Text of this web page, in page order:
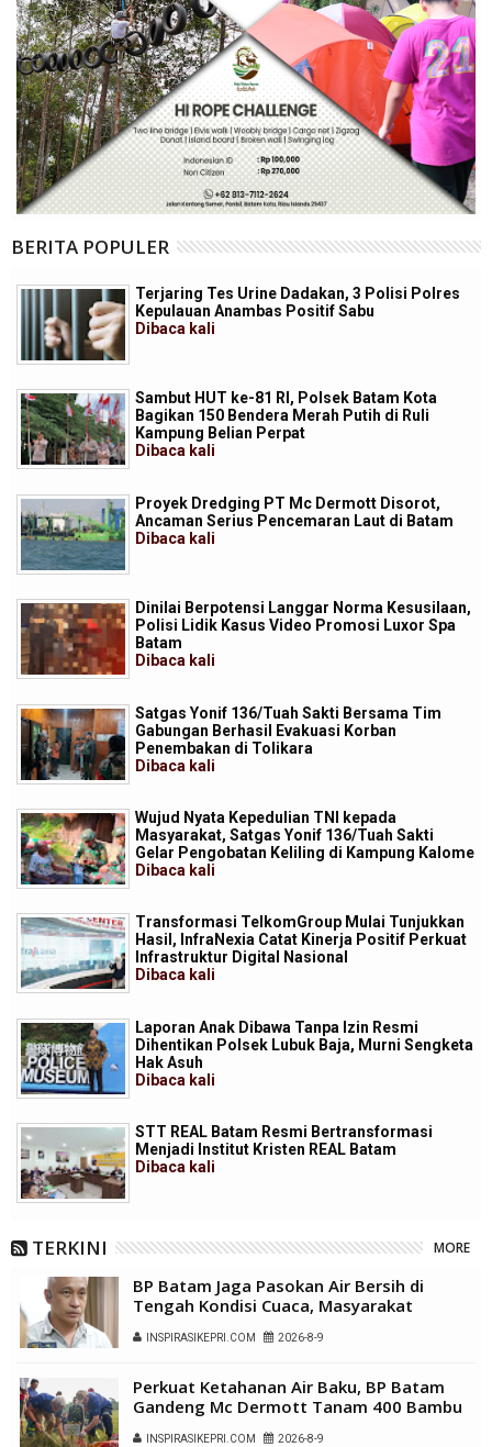
BERITA POPULER
Terjaring Tes Urine Dadakan, 3 Polisi Polres
Kepulauan Anambas Positif Sabu
Dibaca kali
Sambut HUT ke-81 RI, Polsek Batam Kota
Bagikan 150 Bendera Merah Putih di Ruli
Kampung Belian Perpat
Dibaca kali
Proyek Dredging PT Mc Dermott Disorot,
Ancaman Serius Pencemaran Laut di Batam
Dibaca kali
Dinilai Berpotensi Langgar Norma Kesusilaan,
Polisi Lidik Kasus Video Promosi Luxor Spa
Batam
Dibaca kali
Satgas Yonif 136/Tuah Sakti Bersama Tim
Gabungan Berhasil Evakuasi Korban
Penembakan di Tolikara
Dibaca kali
Wujud Nyata Kepedulian TNI kepada
Masyarakat, Satgas Yonif 136/Tuah Sakti
Gelar Pengobatan Keliling di Kampung Kalome
Dibaca kali
Transformasi TelkomGroup Mulai Tunjukkan
Hasil, InfraNexia Catat Kinerja Positif Perkuat
Infrastruktur Digital Nasional
Dibaca kali
Laporan Anak Dibawa Tanpa Izin Resmi
Dihentikan Polsek Lubuk Baja, Murni Sengketa
Hak Asuh
Dibaca kali
STT REAL Batam Resmi Bertransformasi
Menjadi Institut Kristen REAL Batam
Dibaca kali
TERKINI MORE
BP Batam Jaga Pasokan Air Bersih di
Tengah Kondisi Cuaca, Masyarakat
Diimbau Gunakan Air Secara Bijak
INSPIRASIKEPRI.COM 2026-8-9
Perkuat Ketahanan Air Baku, BP Batam
Gandeng Mc Dermott Tanam 400 Bambu
Betung di Bendungan Sei Nongsa
INSPIRASIKEPRI.COM 2026-8-9